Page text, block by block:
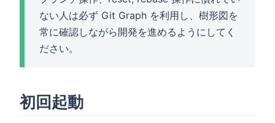
ない人は必ず Git Graph を利用し、樹形図を
常に確認しながら開発を進めるようにしてく
ださい。
初回起動